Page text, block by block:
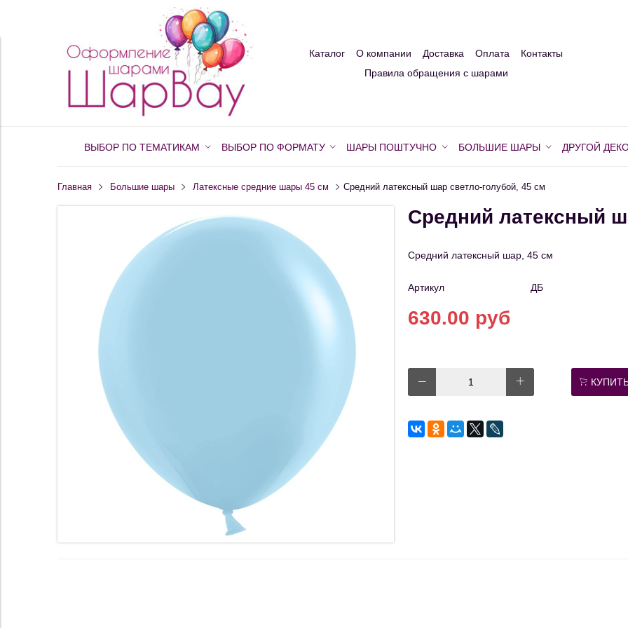
Каталог О компании Доставка Оплата
Контакты
Правила обращения с шарами
ВЫБОР ПО ТЕМАТИКАМ ВЫБОР ПО ФОРМАТУ ШАРЫ ПОШТУЧНО БОЛЬШИЕ ШАРЫ ДРУГОЙ
Главная Большие шары Латексные средние шары 45 см Средний латексный шар светло-голубой, 45 см
Средний латексный
Средний латексный шар, 45 см
Артикул ДБ
630.00 руб